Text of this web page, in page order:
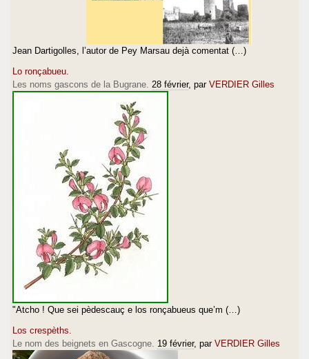
Jean Dartigolles, l’autor de Pey Marsau dejà comentat (…)
Lo ronçabueu.
Les noms gascons de la Bugrane. 28 février, par VERDIER Gilles
"Atcho ! Que sei pèdescauç e los ronçabueus que’m (…)
Los crespèths.
Le nom des beignets en Gascogne. 19 février, par VERDIER Gilles